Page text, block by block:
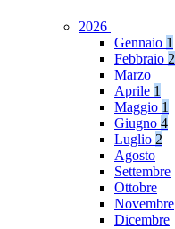
2026
Gennaio 1
Febbraio 2
Marzo
Aprile 1
Maggio 1
Giugno 4
Luglio 2
Agosto
Settembre
Ottobre
Novembre
Dicembre